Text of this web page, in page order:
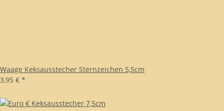
Waage Keksausstecher Sternzeichen 5,5cm
3,95 € *